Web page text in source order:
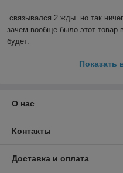
связывался 2 жды. но так
зачем вообще было этот товар
будет.
Показать
О нас
Контакты
Доставка и оплата